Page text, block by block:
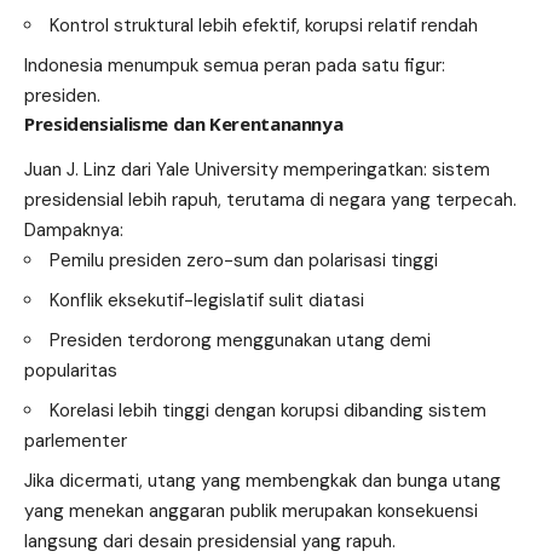
Kontrol struktural lebih efektif, korupsi relatif rendah
Indonesia menumpuk semua peran pada satu figur:
presiden.
Presidensialisme dan Kerentanannya
Juan J. Linz dari Yale University memperingatkan: sistem
presidensial lebih rapuh, terutama di negara yang terpecah.
Dampaknya:
Pemilu presiden zero-sum dan polarisasi tinggi
Konflik eksekutif-legislatif sulit diatasi
Presiden terdorong menggunakan utang demi
popularitas
Korelasi lebih tinggi dengan korupsi dibanding sistem
parlementer
Jika dicermati, utang yang membengkak dan bunga utang
yang menekan anggaran publik merupakan konsekuensi
langsung dari desain presidensial yang rapuh.